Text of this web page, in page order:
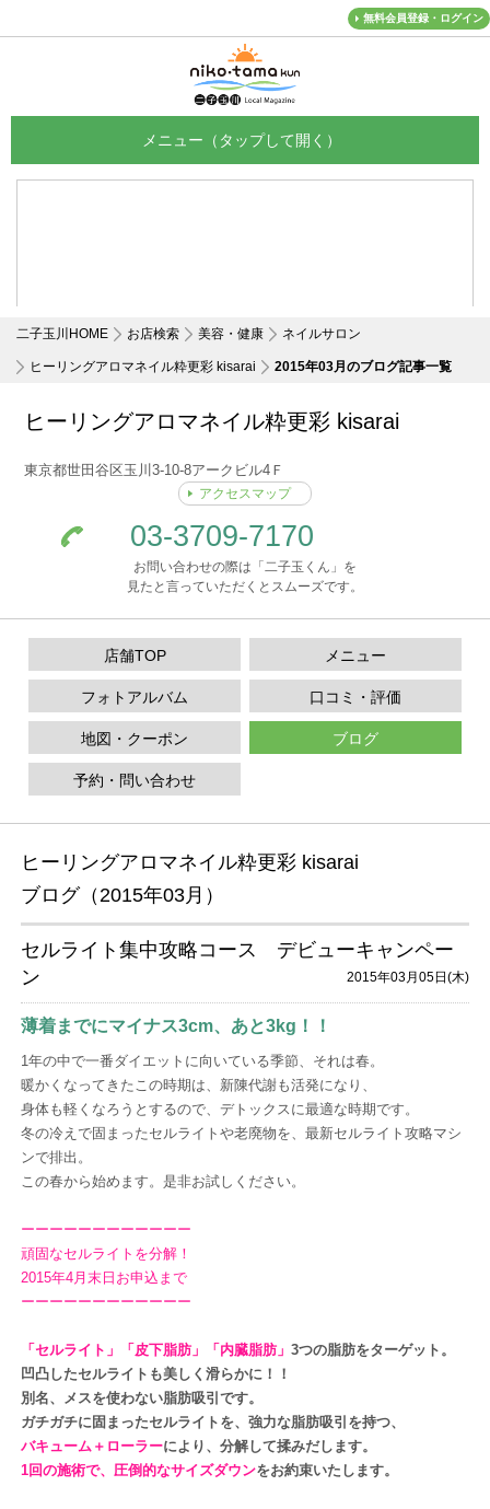
無料会員登録・ログイン
二子玉川HOME お店検索 美容・健康 ネイルサロン
ヒーリングアロマネイル粋更彩 kisarai 2015年03月のブログ記事一覧
ヒーリングアロマネイル粋更彩 kisarai
東京都世田谷区玉川3-10-8アークビル4Ｆ
アクセスマップ
03-3709-7170
お問い合わせの際は「二子玉くん」を
見たと言っていただくとスムーズです。
店舗TOP メニュー
フォトアルバム 口コミ・評価
地図・クーポン ブログ
予約・問い合わせ
ヒーリングアロマネイル粋更彩 kisarai
ブログ（2015年03月）
セルライト集中攻略コース デビューキャンペー
ン
2015年03月05日(木)
薄着までにマイナス3cm、あと3kg！！
1年の中で一番ダイエットに向いている季節、それは春。
暖かくなってきたこの時期は、新陳代謝も活発になり、
身体も軽くなろうとするので、デトックスに最適な時期です。
冬の冷えで固まったセルライトや老廃物を、最新セルライト攻略マシ
ンで排出。
この春から始めます。是非お試しください。
ーーーーーーーーーーーー
頑固なセルライトを分解！
2015年4月末日お申込ま で
ーーーーーーーーーーーー
「セルライト」「皮下脂肪」「内臓脂肪」 3つの脂肪をターゲット。
凹凸したセルライトも美しく滑らかに！！
別名、メスを使わない脂肪吸引です。
ガチガチに固まったセルライトを、強力な脂肪吸引を持つ、
バキューム＋ローラーにより、分解して揉みだします。
1回の施術で、圧倒的なサイズダウンをお約束いたします。
メニュー